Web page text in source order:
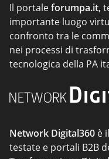
Il portaleforumpa.it,
importante luogo
confronto tra le
nei processi di
tecnologica della PA
Network Digital360 è
testate e portali B2B